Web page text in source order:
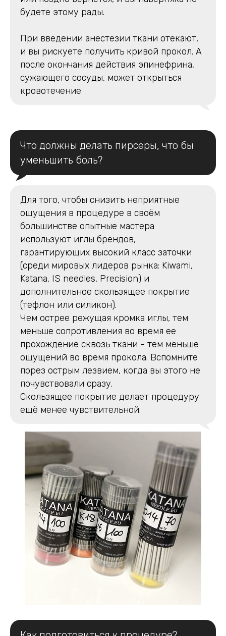
будете этому рады.
При введении анестезии ткани отекают,
и вы рискуете получить кривой прокол. А
после окончания действия эпинефрина,
сужающего сосуды, может открыться
кровотечение
Что должны делать пирсеры, что бы
уменьшить боль?
Для того, чтобы снизить неприятные
ощущения в процедуре в своём
большинстве опытные мастера
используют иглы брендов,
гарантирующих высокий класс заточки
(среди мировых лидеров рынка: Kiwami,
Katana, IS needles, Precision) и
дополнительное скользящее покрытие
(тефлон или силикон).
Чем острее режущая кромка иглы, тем
меньше сопротивления во время ее
прохождение сквозь ткани - тем меньше
ощущений во время прокола. Вспомните
порез острым лезвием, когда вы этого не
почувствовали сразу.
Скользящее покрытие делает процедуру
ещё менее чувствительной.